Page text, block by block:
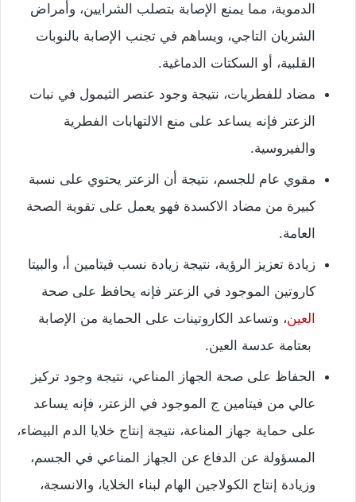
الدموية، مما يمنع الإصابة بتصلب الشرايين، وأمراض
الشريان التاجي، ويساهم في تجنب الإصابة بالنوبات
القلبية، أو السكتات الدماغية.
مضاد للفطريات، نتيجة وجود عنصر الثيمول في نبات
الزعتر فإنه يساعد على منع الالتهابات الفطرية
والفيروسية.
مقوي عام للجسم، نتيجة أن الزعتر يحتوي على نسبة
كبيرة من مضاد الاكسدة فهو يعمل على تقوية الصحة
العامة.
زيادة تعزيز الرؤية، نتيجة زيادة نسب فيتامين أ، والبيتا
كاروتين الموجود في الزعتر فإنه يحافظ على صحة
العين، وتساعد الكاروتينات على الحماية من الإصابة
بعتامة عدسة العين.
الحفاظ على صحة الجهاز المناعي، نتيجة وجود تركيز
عالي من فيتامين ج الموجود في الزعتر، فإنه يساعد
على حماية جهاز المناعة، نتيجة إنتاج خلايا الدم البيضاء،
المسؤولة عن الدفاع عن الجهاز المناعي في الجسم،
وزيادة إنتاج الكولاجين الهام لبناء الخلايا، والانسجة،